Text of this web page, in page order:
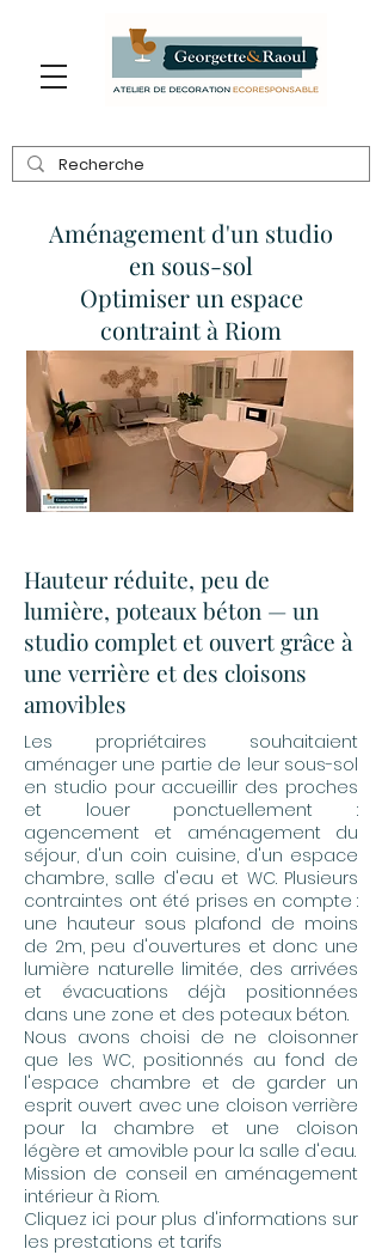
Aménagement d'un studio
en sous-sol
Optimiser un espace
contraint à Riom
Hauteur réduite, peu de
lumière, poteaux béton — un
studio complet et ouvert grâce à
une verrière et des cloisons
amovibles
Les propriétaires souhaitaient
aménager une partie de leur sous-sol
en studio pour accueillir des proches
et louer ponctuellement :
agencement et aménagement du
séjour, d'un coin cuisine, d'un espace
chambre, salle d'eau et WC. Plusieurs
contraintes ont été prises en compte :
une hauteur sous plafond de moins
de 2m, peu d'ouvertures et donc une
lumière naturelle limitée, des arrivées
et évacuations déjà positionnées
dans une zone et des poteaux béton.
Nous avons choisi de ne cloisonner
que les WC, positionnés au fond de
l'espace chambre et de garder un
esprit ouvert avec une cloison verrière
pour la chambre et une cloison
légère et amovible pour la salle d'eau.
Mission de conseil en aménagement
intérieur à Riom.
Cliquez ici pour plus d'informations sur
les prestations et tarifs